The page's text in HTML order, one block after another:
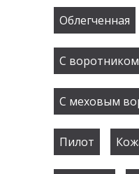
Облегченная
С воротником
С меховым
Пилот